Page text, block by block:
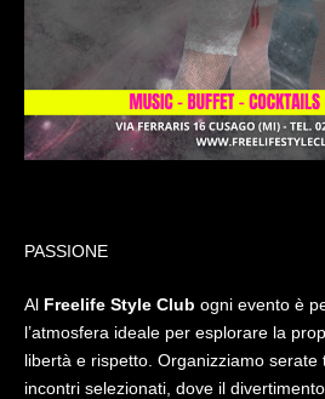
PASSIONE
Al Freelife Style Club ogni evento è
l’atmosfera ideale per esplorare la
libertà e rispetto. Organizziamo
incontri selezionati, dove il